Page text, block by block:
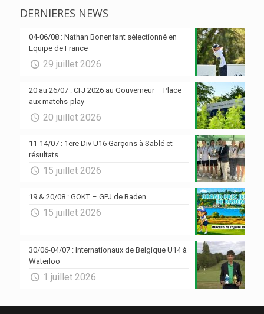
DERNIERES NEWS
04-06/08 : Nathan Bonenfant sélectionné en
Equipe de France
29 juillet 2026
20 au 26/07 : CFJ 2026 au Gouverneur – Place
aux matchs-play
20 juillet 2026
11-14/07 : 1ere Div U16 Garçons à Sablé et
résultats
15 juillet 2026
19 & 20/08 : GOKT – GPJ de Baden
15 juillet 2026
30/06-04/07 : Internationaux de Belgique U14 à
Waterloo
1 juillet 2026